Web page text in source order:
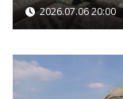
2026.07.06 20:00